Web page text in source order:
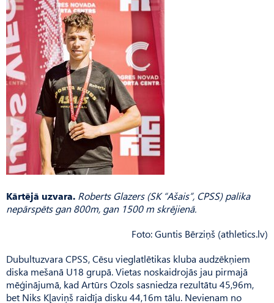
Kārtējā uzvara. Roberts Glazers (SK “Ašais”, CPSS) palika
nepārspēts gan 800m, gan 1500 m skrējienā.
Foto: Guntis Bērziņš (athletics.lv)
Dubultuzvara CPSS, Cēsu viegl­atlētikas kluba audzēkņiem
diska mešanā U18 grupā. Vietas noskaidrojās jau pirmajā
mēģinājumā, kad Artūrs Ozols sasniedza rezultātu 45,96m,
bet Niks Kļaviņš raidīja disku 44,16m tālu. Nevienam no